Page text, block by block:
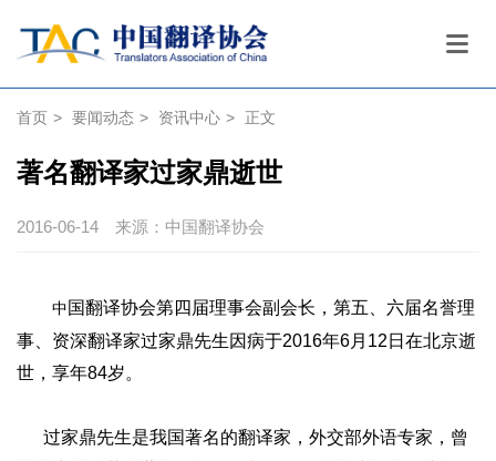
首页 > 要闻动态 > 资讯中心 > 正文
著名翻译家过家鼎逝世
2016-06-14 来源：中国翻译协会
中 国翻译协会第四届理事会副会长，第五、六届名誉理
事、资深翻译家过家鼎先生因病于2016年6月12日在北京逝
世，享年84岁。
过家鼎先生是我国著名的翻译家，外交部外语专家，曾